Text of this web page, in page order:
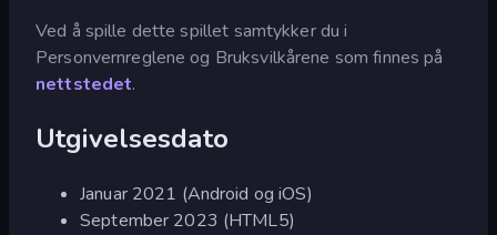
Ved å spille dette spillet samtykker du i
Personvernreglene og Bruksvilkårene som finnes på
nettstedet.
Utgivelsesdato
Januar 2021 (Android og iOS)
September 2023 (HTML5)